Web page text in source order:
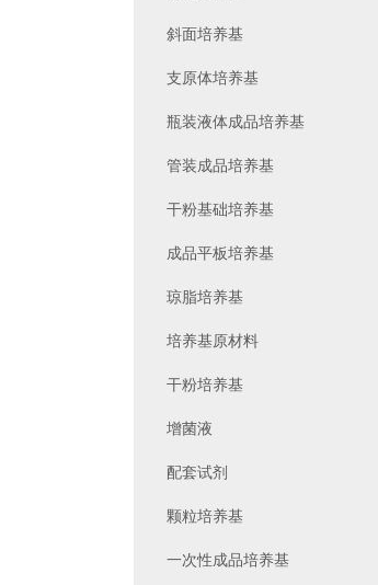
斜面培养基
支原体培养基
瓶装液体成品培养基
管装成品培养基
干粉基础培养基
成品平板培养基
琼脂培养基
培养基原材料
干粉培养基
增菌液
配套试剂
颗粒培养基
一次性成品培养基